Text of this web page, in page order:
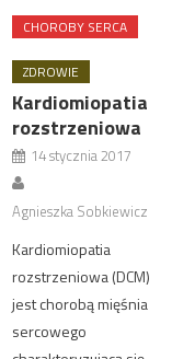
CHOROBY SERCA
ZDROWIE
Kardiomiopatia
rozstrzeniowa
14 stycznia 2017
Agnieszka Sobkiewicz
Kardiomiopatia
rozstrzeniowa (DCM)
jest chorobą mięśnia
sercowego